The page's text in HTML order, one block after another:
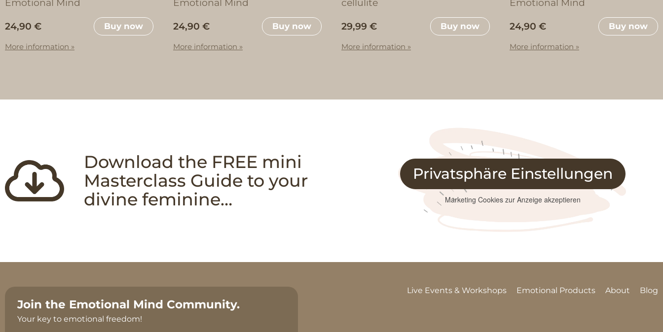
Emotional Mind
24,90 € Buy now
More information »
Emotional Mind
24,90 € Buy now
More information »
cellulite
29,99 € Buy now
More information »
Emotional Mind
24,90 € Buy now
More information »
Download the FREE mini
Masterclass Guide to your
divine feminine…
Privatsphäre Einstellungen
Marketing Cookies zur Anzeige akzeptieren
Join the Emotional Mind Community.
Your key to emotional freedom!
Live Events & Workshops Emotional Products About Blog